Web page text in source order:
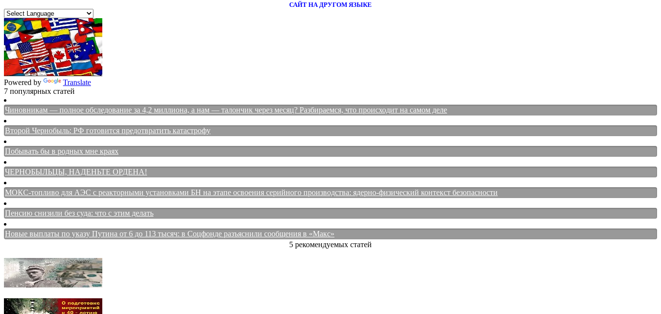
САЙТ НА ДРУГОМ ЯЗЫКЕ
Powered by
Translate
7 популярных статей
Чиновникам — полное обследование за 4,2 миллиона, а нам — талончик через месяц? Разбираемся, что происходит на самом деле
Второй Чернобыль: РФ готовится предотвратить катастрофу
Побывать бы в родных мне краях
ЧЕРНОБЫЛЬЦЫ, НАДЕНЬТЕ ОРДЕНА!
МОКС-топливо для АЭС с реакторными установками БН на этапе освоения серийного производства: ядерно-физический контекст безопасности
Пенсию снизили без суда: что с этим делать
Новые выплаты по указу Путина от 6 до 113 тысяч: в Соцфонде разъяснили сообщения в «Макс»
5 рекомендуемых статей